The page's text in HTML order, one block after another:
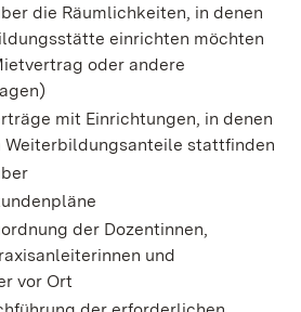
die Räumlichkeiten, in denen
einrichten möchten
oder andere
mit Einrichtungen, in denen
Weiterbildungsanteile stattfinden
der Dozentinnen,
und
vor Ort